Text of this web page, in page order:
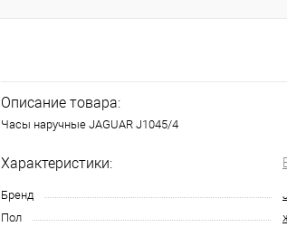
Описание товара:
Часы наручные JAGUAR J1045/4
Характеристики:
Бренд
Пол